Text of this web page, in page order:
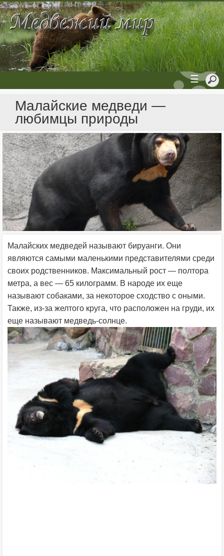
☰
Малайские медведи —
любимцы природы
Малайских медведей называют бируанги. Они
являются самыми маленькими представителями среди
своих родственников. Максимальный рост — полтора
метра, а вес — 65 килограмм. В народе их еще
называют собаками, за некоторое сходство с оными.
Также, из-за желтого круга, что расположен на груди, их
еще называют медведь-солнце.